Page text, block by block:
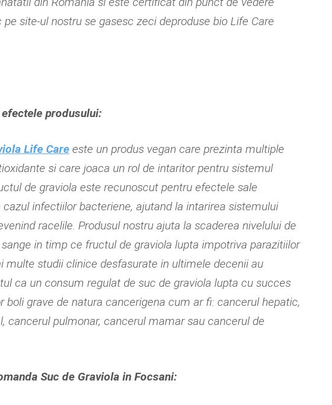
site-ul nostru se gasesc zeci deproduse bio Life Care
produsului:
Life Care este un produs vegan care prezinta multiple
si care joaca un rol de intaritor pentru sistemul
de graviola este recunoscut pentru efectele sale
infectiilor bacteriene, ajutand la intarirea sistemului
racelile. Produsul nostru ajuta la scaderea nivelului de
in timp ce fructul de graviola lupta impotriva parazitiilor
multe studii clinice desfasurate in ultimele decenii au
ca un consum regulat de suc de graviola lupta cu succes
boli grave de natura cancerigena cum ar fi: cancerul hepatic,
cancerul pulmonar, cancerul mamar sau cancerul de
Suc de Graviola in Focsani: